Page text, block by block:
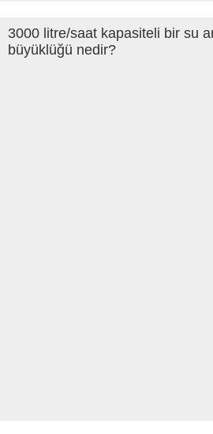
3000 litre/saat kapasiteli bir su
büyüklüğü nedir?